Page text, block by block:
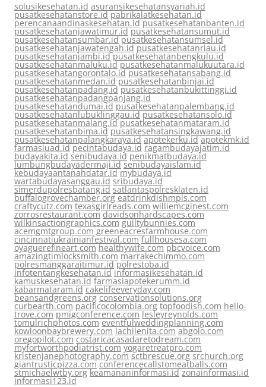
solusikesehatan.id asuransikesehatansyariah.id
pusatkesehatanstore.id pabrikalatkesehatan.id
perencanaandinaskesehatan.id pusatkesehatanbanten.id
pusatkesehatanjawatimur.id pusatkesehatansumut.id
pusatkesehatansumbar.id pusatkesehatansumsel.id
pusatkesehatanjawatengah.id pusatkesehatanriau.id
pusatkesehatanjambi.id pusatkesehatanbengkulu.id
pusatkesehatanmaluku.id pusatkesehatanmalukuutara.id
pusatkesehatangorontalo.id pusatkesehatansabang.id
pusatkesehatanmedan.id pusatkesehatanbinjai.id
pusatkesehatanpadang.id pusatkesehatanbukittinggi.id
pusatkesehatanpadangpanjang.id
pusatkesehatandumai.id pusatkesehatanpalembang.id
pusatkesehatanlubuklinggau.id pusatkesehatansolo.id
pusatkesehatanmalang.id pusatkesehatanmataram.id
pusatkesehatanbima.id pusatkesehatansingkawang.id
pusatkesehatanpalangkaraya.id apotekerku.id apotekmk.id
farmasiuad.id pecintabudaya.id ragambudayajatim.id
budayakita.id senibudaya.id penikmatbudaya.id
lumbungbudayadermaji.id senibudayaislam.id
kebudayaantanahdatar.id mybudaya.id
wartabudayasanggau.id sribudaya.id
simerdupolresbatang.id satlantaspolresklaten.id
buffalogrovechamber.org eatdrinkdishmpls.com
craftycutz.com texasgirlreads.com williemcginest.com
zorrosrestaurant.com davidsonhardscapes.com
wilkinsactiongraphics.com guiltybunnies.com
acemgmtgroup.com greeneacresfarmhouse.com
cincinnatiukrainianfestival.com fullhousesa.com
oyaguerefineart.com healthywife.com pbcvoice.com
amazingtimlocksmith.com marrakechimmo.com
polresmanggaraitimur.id polrestoba.id
infotentangkesehatan.id informasikesehatan.id
kamuskesehatan.id farmasiapotekerumm.id
kabarmataram.id cakelifeeveryday.com
beansandgreens.org conservationsolutions.org
curbearth.com pacificocolombia.org topfoodish.com hello-
trove.com pmigconference.com lesleyreynolds.com
tomulrichphotos.com eventfulweddingplanning.com
kowloonbaybrewery.com lachilenita.com abgolo.com
oregopilot.com costaricacasadaretodream.com
myfortworthpodiatrist.com yogaretreatpro.com
kristenjanephotography.com sctbrescue.org srchurch.org
giantrusticpizza.com conferencecallstomeatballs.com
stmichaelwtby.org keamananinformasi.id zonainformasi.id
informasi123.id